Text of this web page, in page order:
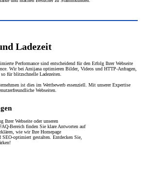
Ladezeit
Performance sind entscheidend für den Erfolg Ihrer Webseite
Wir bei Amijana optimieren Bilder, Videos und HTTP-Anfragen,
für blitzschnelle Ladezeiten.
ist dies im Wettbewerb essenziell. Mit unserer Expertise
Webseiten.
Ihrer Webseite oder unseren
Bereich finden Sie klare Antworten auf
wie wir Ihre Homepage
optimiert gestalten. Entdecken Sie,